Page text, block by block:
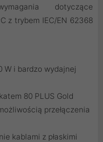
dotyczące
z trybem IEC/EN 62368
W i bardzo wydajnej
80 PLUS Gold
przełączenia
kablami z płaskimi